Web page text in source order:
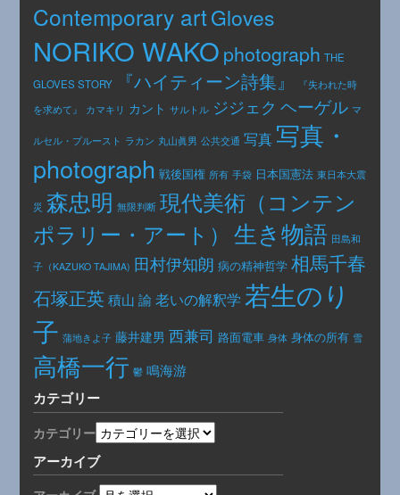
Contemporary artGloves
NORIKO WAKOphotograph THE
GLOVES STORY
『ハイティーン詩集』
『失われた時
を求めて』
カマキリ カント サルトル ジジェク ヘーゲル マ
ルセル・プルースト ラカン 丸山眞男 公共交通 写真 写真・
photograph 戦後国権 所有 手袋 日本国憲法 東日本大震
災 森忠明 無限判断 現代美術（コンテン
ポラリー・アート） 生き物語 田島和
子（KAZUKO TAJIMA) 田村伊知朗 病の精神哲学 相馬千春
石塚正英 積山 諭 老いの解釈学 若生のり
子 蒲地きよ子 藤井建男 西兼司 路面電車 身体 身体の所有 雪
高橋一行 鬱 鳴海游
カテゴリー
カテゴリー
アーカイブ